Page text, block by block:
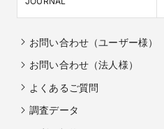
お問い合わせ（ユーザー様）
お問い合わせ（法人様）
よくあるご質問
調査データ